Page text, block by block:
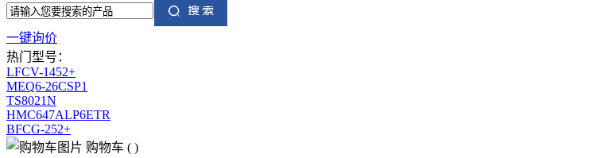
一键询价
热门型号：
LFCV-1452+
MEQ6-26CSP1
TS8021N
HMC647ALP6ETR
BFCG-252+
购物车 ( )